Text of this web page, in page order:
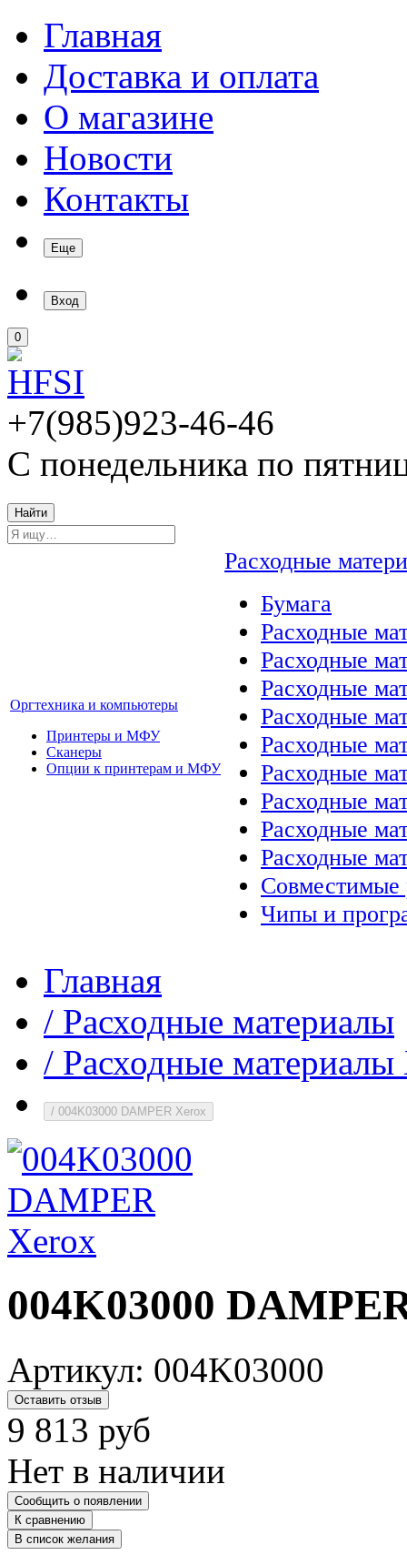
Главная
Доставка и оплата
О магазине
Новости
Контакты
Еще
Вход
0
+7(985)923-46-46
С понедельника по
Найти
Оргтехника и компьютеры
Принтеры и МФУ
Сканеры
Опции к принтерам и МФУ
Расходные
Бумага
Расходные
Расходные
Расходные
Расходные
Расходные
Расходные
Расходные
Расходные
Расходные
Совместимые
Чипы и
Главная
/ Расходные материалы
/ Расходные
/ 004K03000 DAMPER Xerox
004K03000
Артикул: 004K03000
Оставить отзыв
9 813 руб
Нет в наличии
Сообщить о появлении
К сравнению
В список желания